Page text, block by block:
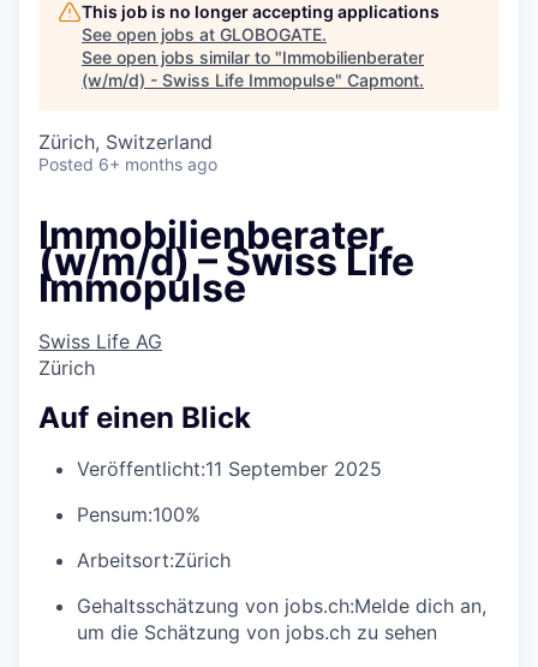
This job is no longer accepting applications
See open jobs at GLOBOGATE.
See open jobs similar to "Immobilienberater
(w/m/d) - Swiss Life Immopulse" Capmont.
Zürich, Switzerland
Posted 6+ months ago
Immobilienberater
(w/m/d) – Swiss Life
Immopulse
Swiss Life AG
Zürich
Auf einen Blick
Veröffentlicht:11 September 2025
Pensum:100%
Arbeitsort:Zürich
Gehaltsschätzung von jobs.ch:Melde dich an,
um die Schätzung von jobs.ch zu sehen